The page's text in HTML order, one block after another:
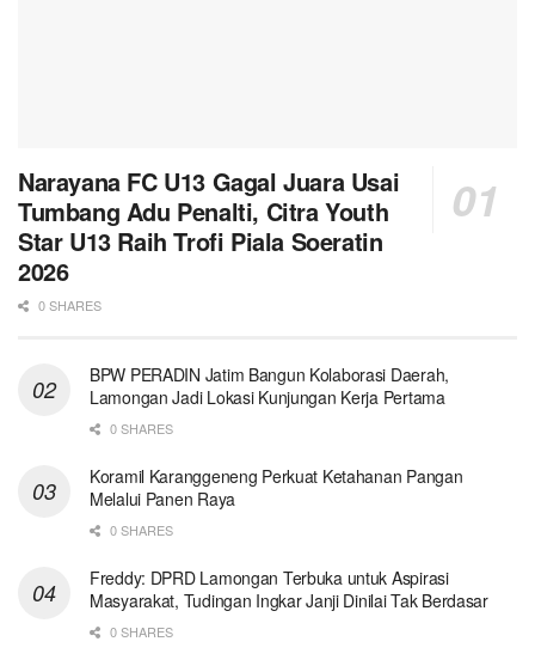
Narayana FC U13 Gagal Juara Usai
Tumbang Adu Penalti, Citra Youth
Star U13 Raih Trofi Piala Soeratin
2026
0 SHARES
BPW PERADIN Jatim Bangun Kolaborasi Daerah,
Lamongan Jadi Lokasi Kunjungan Kerja Pertama
0 SHARES
Koramil Karanggeneng Perkuat Ketahanan Pangan
Melalui Panen Raya
0 SHARES
Freddy: DPRD Lamongan Terbuka untuk Aspirasi
Masyarakat, Tudingan Ingkar Janji Dinilai Tak Berdasar
0 SHARES